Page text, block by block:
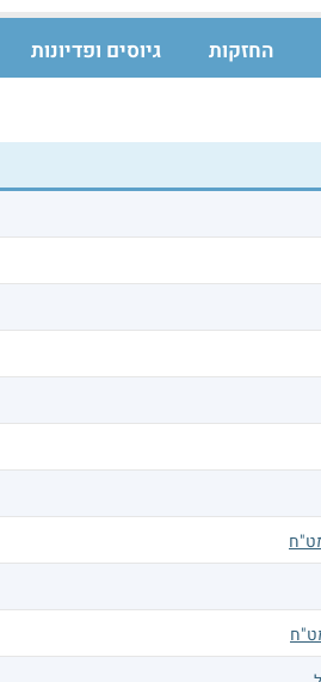
החזקות גיוסים ופדיונות